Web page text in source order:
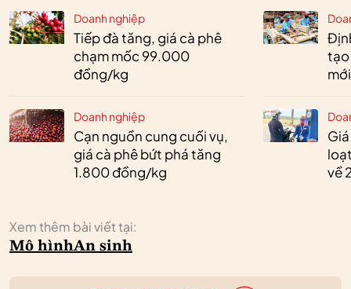
Doanh nghiệp
Tiếp đà tăng, giá cà phê
chạm mốc 99.000
đồng/kg
Doanh nghiệp
Cạn nguồn cung cuối vụ,
giá cà phê bứt phá tăng
1.800 đồng/kg
tạo
về
Xem thêm bài viết tại:
Mô hìnhAn sinh